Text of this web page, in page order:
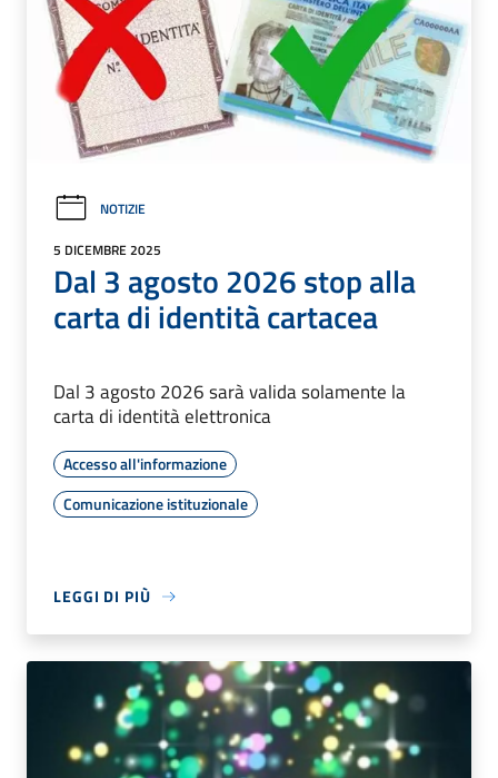
NOTIZIE
5 DICEMBRE 2025
Dal 3 agosto 2026 stop alla
carta di identità cartacea
Dal 3 agosto 2026 sarà valida solamente la
carta di identità elettronica
Accesso all'informazione
Comunicazione istituzionale
LEGGI DI PIÙ